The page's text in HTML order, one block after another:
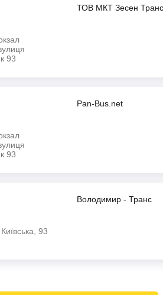
93
ТОВ МКТ Зесен Транс
93
Pan-Bus.net
93
Володимир - Транс